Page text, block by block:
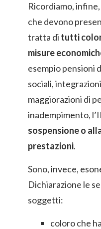
Ricordiamo,
che devono
tratta di tutti
misure
esempio pensioni
sociali,
maggiorazioni di
inadempimento,
sospensione o
prestazioni.
Sono, invece,
Dichiarazione le
soggetti:
coloro che